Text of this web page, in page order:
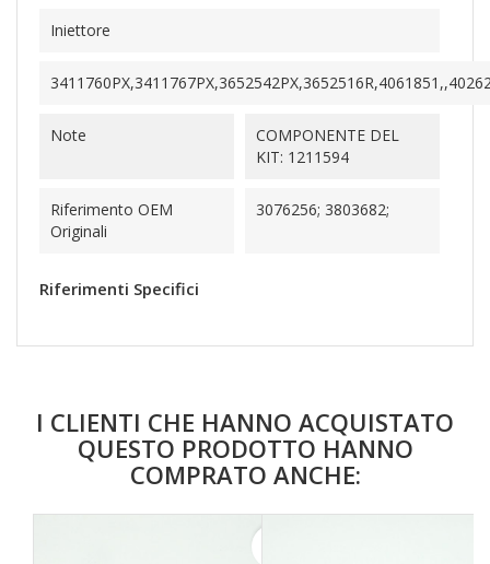
Iniettore
Note
COMPONENTE DEL
KIT: 1211594
Riferimento OEM
Originali
3076256; 3803682;
Riferimenti Specifici
I CLIENTI CHE HANNO ACQUISTATO
QUESTO PRODOTTO HANNO
COMPRATO ANCHE: